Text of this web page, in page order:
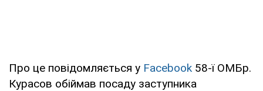
Про це повідомляється у Facebook 58-ї ОМБр.
Курасов обіймав посаду заступника